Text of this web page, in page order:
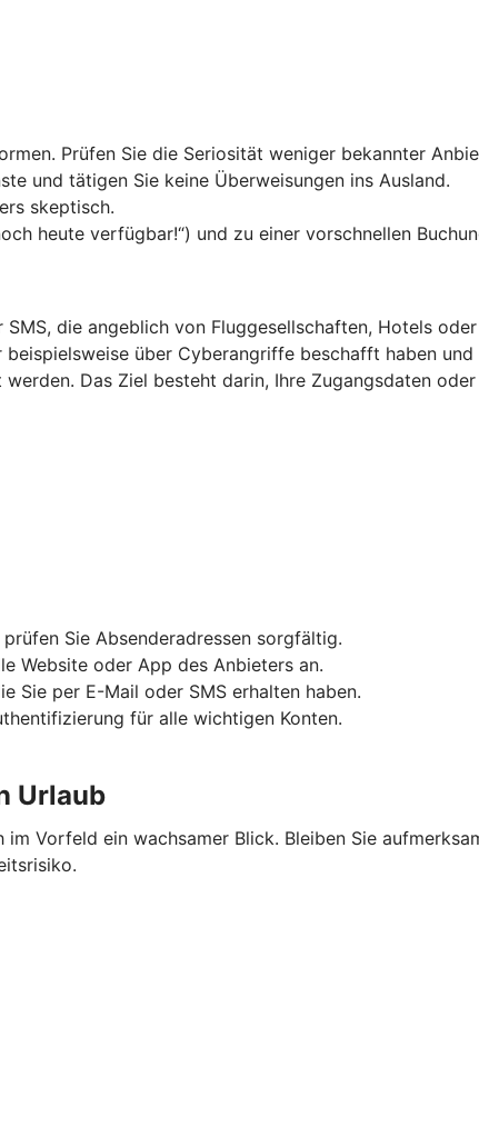
Prüfen Sie die Seriosität weniger bekannter
und tätigen Sie keine Überweisungen ins Ausland.
skeptisch.
heute verfügbar!“) und zu einer vorschnellen
die angeblich von Fluggesellschaften, Hotels
über Cyberangriffe beschafft haben
Das Ziel besteht darin, Ihre Zugangsdaten
Sie Absenderadressen sorgfältig.
Website oder App des Anbieters an.
Sie per E-Mail oder SMS erhalten haben.
für alle wichtigen Konten.
Urlaub
Vorfeld ein wachsamer Blick. Bleiben Sie